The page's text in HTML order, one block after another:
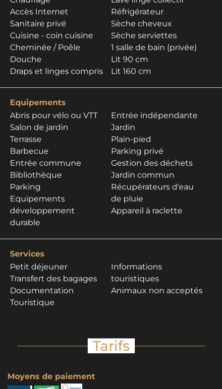
Accès Internet
Sanitaire privé
Cuisine - coin cuisine
Cheminée / Poêle
Douche
Draps et linges compris
Réfrigérateur
Sèche cheveux
Sèche serviettes
1 salle de bain (privée)
Lit 90 cm
Lit 160 cm
Equipements
Abris pour vélo ou VTT
Salon de jardin
Terrasse
Barbecue
Entrée commune
Bibliothèque
Parking
Equipements
développement
durable
Entrée indépendante
Jardin
Plain-pied
Parking privé
Gestion des déchets
Jardin commun
Récupérateurs d'eau
de pluie
Appareil à raclette
Services
Petit déjeuner
Transfert des bagages
Documentation
Touristique
Informations
touristiques
Animaux non acceptés
Tarifs
Moyens de paiement